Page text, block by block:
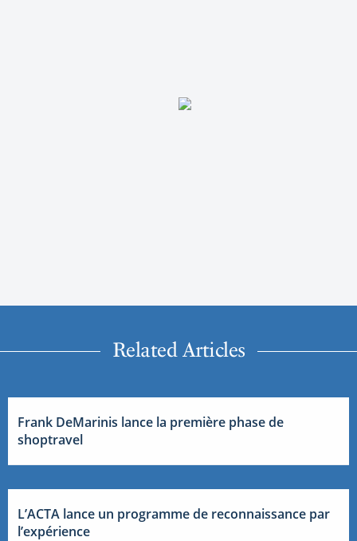
Related Articles
Frank DeMarinis lance la première phase de
shoptravel
L’ACTA lance un programme de reconnaissance par
l’expérience